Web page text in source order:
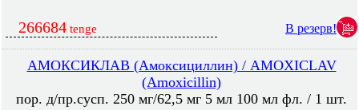
266684 tenge В резерв!
АМОКСИКЛАВ (Амоксициллин) / AMOXICLAV
(Amoxicillin)
пор. д/пр.сусп. 250 мг/62,5 мг 5 мл 100 мл фл. / 1 шт.